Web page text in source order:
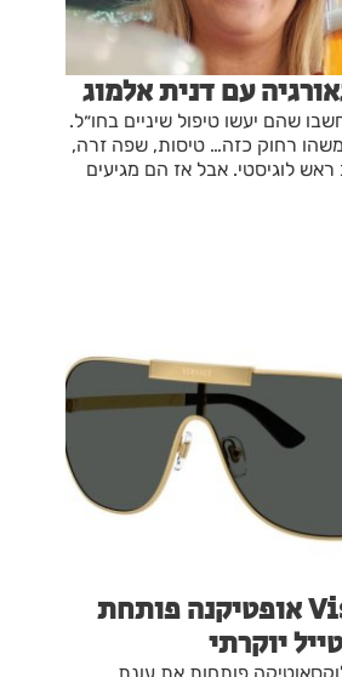
עם דנית אלמוג
שהם יעשו טיפול שיניים בחו״ל.
רחוק כזה… טיסות, שפה זרה,
לוגיסטי. אבל אז הם מגיעים
מורכב. שיקום פה. שתלים.
Vision of Luxury אופטיקנה פותחת